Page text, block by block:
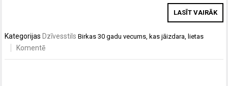
LASĪT VAIRĀK
Kategorijas Dzīvesstils Birkas30 gadu vecums, kas jāizdara, lietas
Komentē